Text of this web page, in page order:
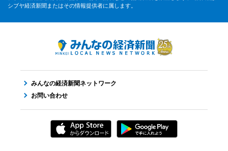
シブヤ経済新聞またはその情報提供者に属します。
みんなの経済新聞ネットワーク
お問い合わせ